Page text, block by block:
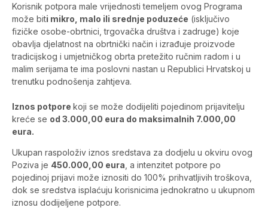
Korisnik potpora male vrijednosti temeljem ovog Programa
može biti mikro, malo ili srednje poduzeće (isključivo
fizičke osobe-obrtnici, trgovačka društva i zadruge) koje
obavlja djelatnost na obrtnički način i izrađuje proizvode
tradicijskog i umjetničkog obrta pretežito ručnim radom i u
malim serijama te ima poslovni nastan u Republici Hrvatskoj u
trenutku podnošenja zahtjeva.
Iznos potpore koji se može dodijeliti pojedinom prijavitelju
kreće se od 3.000,00 eura do maksimalnih 7.000,00
eura.
Ukupan raspoloživ iznos sredstava za dodjelu u okviru ovog
Poziva je 450.000,00 eura , a intenzitet potpore po
pojedinoj prijavi može iznositi do 100% prihvatljivih troškova,
dok se sredstva isplaćuju korisnicima jednokratno u ukupnom
iznosu dodijeljene potpore.